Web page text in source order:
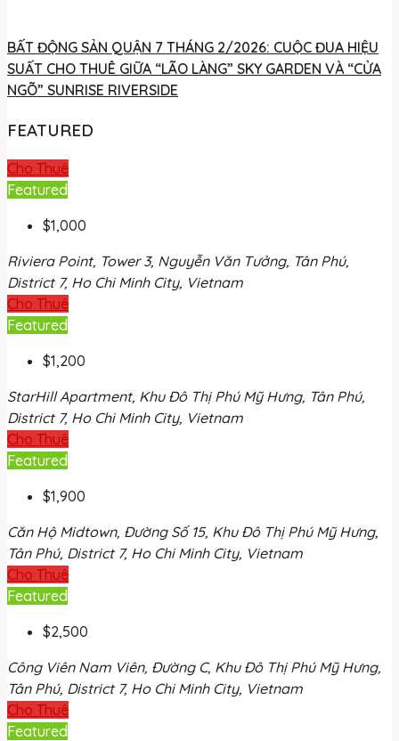
BẤT ĐỘNG SẢN QUẬN 7 THÁNG 2/2026: CUỘC ĐUA HIỆU
SUẤT CHO THUÊ GIỮA “LÃO LÀNG” SKY GARDEN VÀ “CỬA
NGÕ” SUNRISE RIVERSIDE
FEATURED
Cho Thuê
Featured
$1,000
Riviera Point, Tower 3, Nguyễn Văn Tưởng, Tân Phú,
District 7, Ho Chi Minh City, Vietnam
Cho Thuê
Featured
$1,200
StarHill Apartment, Khu Đô Thị Phú Mỹ Hưng, Tân Phú,
District 7, Ho Chi Minh City, Vietnam
Cho Thuê
Featured
$1,900
Căn Hộ Midtown, Đường Số 15, Khu Đô Thị Phú Mỹ Hưng,
Tân Phú, District 7, Ho Chi Minh City, Vietnam
Cho Thuê
Featured
$2,500
Công Viên Nam Viên, Đường C, Khu Đô Thị Phú Mỹ Hưng,
Tân Phú, District 7, Ho Chi Minh City, Vietnam
Cho Thuê
Featured